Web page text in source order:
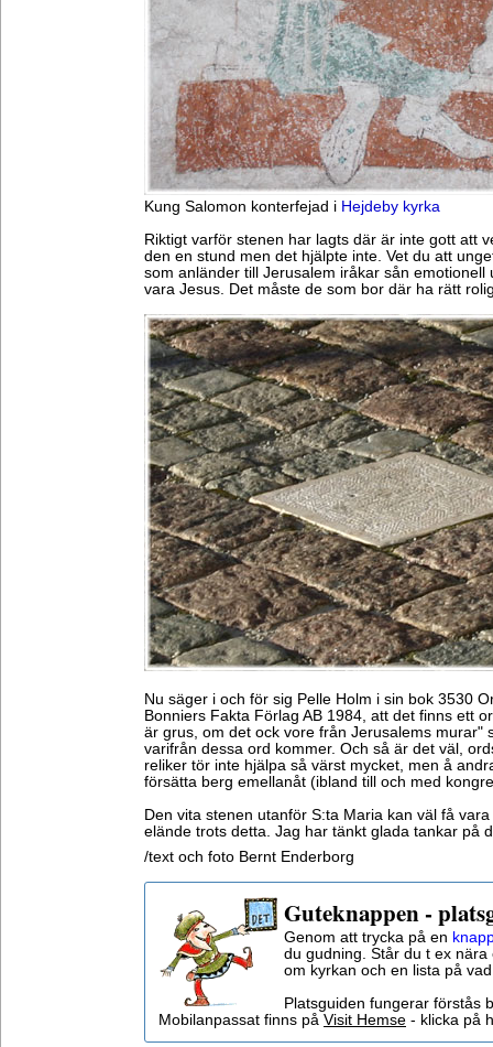
Kung Salomon konterfejad i Hejdeby kyrka
Riktigt varför stenen har lagts där är inte gott att
den en stund men det hjälpte inte. Vet du att
som anländer till Jerusalem iråkar sån emotionell
vara Jesus. Det måste de som bor där ha rätt
Nu säger i och för sig Pelle Holm i sin bok 3530
Bonniers Fakta Förlag AB 1984, att det finns ett
är grus, om det ock vore från Jerusalems murar"
varifrån dessa ord kommer. Och så är det väl,
reliker tör inte hjälpa så värst mycket, men å
försätta berg emellanåt (ibland till och med
Den vita stenen utanför S:ta Maria kan väl få
elände trots detta. Jag har tänkt glada tankar på
/text och foto Bernt Enderborg
Guteknappen -
Genom att trycka på en
du gudning. Står du t ex
om kyrkan och en lista på
Platsguiden fungerar förstås
Mobilanpassat finns på Visit Hemse - klicka på